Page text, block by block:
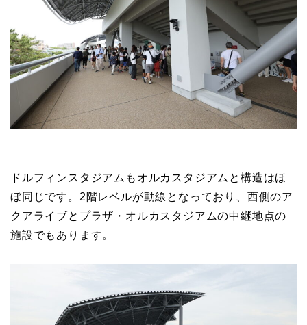
ドルフィンスタジアムもオルカスタジアムと構造はほ
ぼ同じです。2階レベルが動線となっており、西側のア
クアライブとプラザ・オルカスタジアムの中継地点の
施設でもあります。